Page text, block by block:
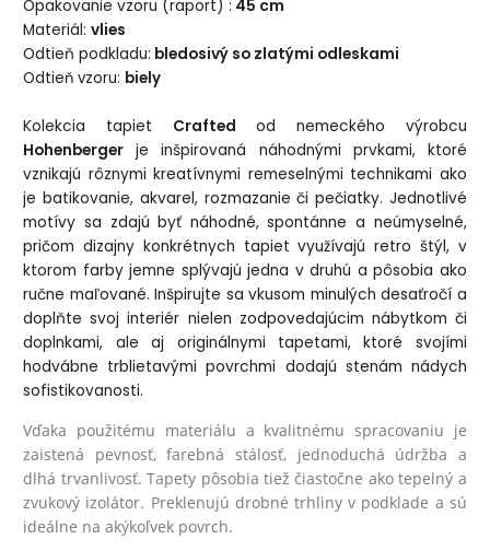
Opakovanie vzoru (raport) : 45 cm
Materiál:vlies
Odtieň podkladu: bledosivý so zlatými odleskami
Odtieň vzoru: biely
Kolekcia tapiet Crafted od nemeckého výrobcu
Hohenberger je inšpirovaná náhodnými prvkami, ktoré
vznikajú rôznymi kreatívnymi remeselnými technikami ako
je batikovanie, akvarel, rozmazanie či pečiatky. Jednotlivé
motívy sa zdajú byť náhodné, spontánne a neúmyselné,
pričom dizajny konkrétnych tapiet využívajú retro štýl, v
ktorom farby jemne splývajú jedna v druhú a pôsobia ako
ručne maľované. Inšpirujte sa vkusom minulých desaťročí a
doplňte svoj interiér nielen zodpovedajúcim nábytkom či
doplnkami, ale aj originálnymi tapetami, ktoré svojími
hodvábne trblietavými povrchmi dodajú stenám nádych
sofistikovanosti.
Vďaka použitému materiálu a kvalitnému spracovaniu je
zaistená pevnosť, farebná stálosť, jednoduchá údržba a
dlhá trvanlivosť. Tapety pôsobia tiež čiastočne ako tepelný a
zvukový izolátor. Preklenujú drobné trhliny v podklade a sú
ideálne na akýkoľvek povrch.